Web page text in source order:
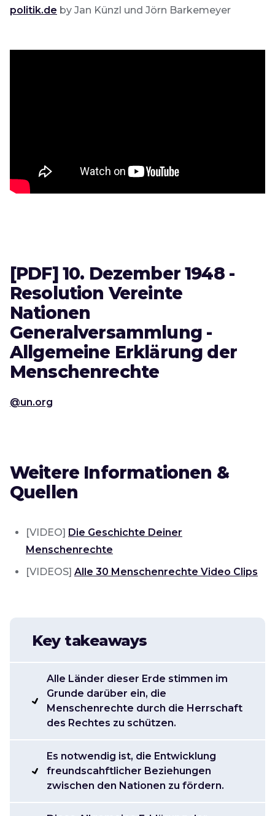
politik.de by Jan Künzl und Jörn Barkemeyer
[PDF] 10. Dezember 1948 -
Resolution Vereinte
Nationen
Generalversammlung -
Allgemeine Erklärung der
Menschenrechte
@un.org
Weitere Informationen &
Quellen
[VIDEO] Die Geschichte Deiner
Menschenrechte
[VIDEOS] Alle 30 Menschenrechte Video Clips
Key takeaways
Alle Länder dieser Erde stimmen im
Grunde darüber ein, die
Menschenrechte durch die Herrschaft
des Rechtes zu schützen.
Es notwendig ist, die Entwicklung
freundscahftlicher Beziehungen
zwischen den Nationen zu fördern.